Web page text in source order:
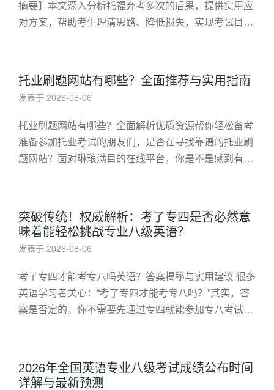
摘要】本文深入分析托福弃考多次的后果，提供实用应
对方案，帮助考生理清思路、降低损失，实现考试目
托业刷题网站有哪些？全面推荐与实用指南
发表于 2026-08-06
托业刷题网站有哪些？全面解析优质资源帮你轻松备考
准备参加托业考试的朋友们，是否在寻找靠谱的托业刷
题网站？面对琳琅满目的在线平台，你是不是感到有些
突破传统！权威解析：考了专四是否必然意
味着能轻松挑战专业八级英语？
发表于 2026-08-06
考了专四才能考专八吗英语？答案揭秘与实用建议 很多
英语学习者关心：“考了专四才能考专八吗？”其实，答
案是否定的。你不需要先通过专四就能参加专八考试。
2026年全国英语专业八级考试成绩公布时间
详解与最新预测